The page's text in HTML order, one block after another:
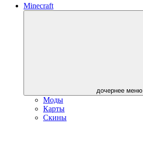
Minecraft
дочернее меню
Моды
Карты
Скины